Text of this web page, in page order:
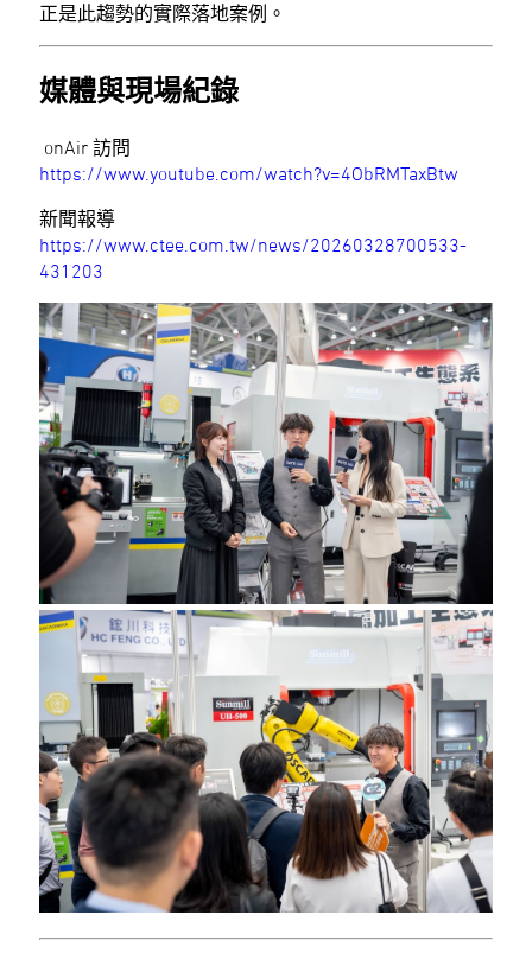
正是此趨勢的實際落地案例。
媒體與現場紀錄
onAir 訪問
https://www.youtube.com/watch?v=4ObRMTaxBtw
新聞報導
https://www.ctee.com.tw/news/20260328700533-
431203